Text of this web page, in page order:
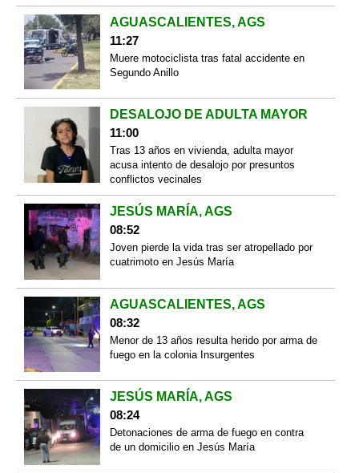
AGUASCALIENTES, AGS
11:27
Muere motociclista tras fatal accidente en
Segundo Anillo
DESALOJO DE ADULTA MAYOR
11:00
Tras 13 años en vivienda, adulta mayor
acusa intento de desalojo por presuntos
conflictos vecinales
JESÚS MARÍA, AGS
08:52
Joven pierde la vida tras ser atropellado por
cuatrimoto en Jesús María
AGUASCALIENTES, AGS
08:32
Menor de 13 años resulta herido por arma de
fuego en la colonia Insurgentes
JESÚS MARÍA, AGS
08:24
Detonaciones de arma de fuego en contra
de un domicilio en Jesús María